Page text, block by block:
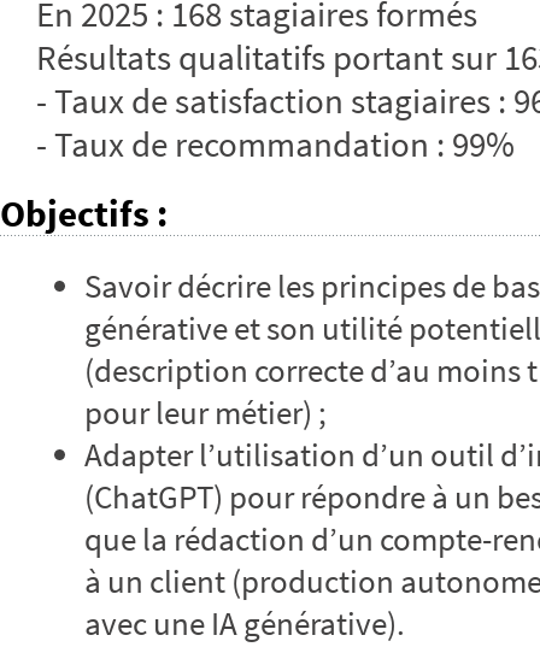
En 2025 : 168 stagiaires formés
Résultats qualitatifs portant sur
- Taux de satisfaction stagiaires :
- Taux de recommandation : 99%
Objectifs :
Savoir décrire les principes de
générative et son utilité
(description correcte d’au
pour leur métier) ;
Adapter l’utilisation d’un outil
(ChatGPT) pour répondre à un
que la rédaction d’un compte-
à un client (production
avec une IA générative).